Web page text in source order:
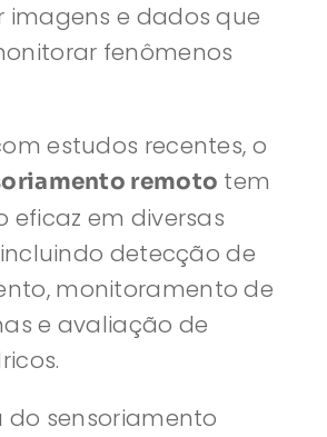
e dados que
fenômenos
estudos recentes, o
remoto tem
eficaz em diversas
detecção de
monitoramento de
e avaliação de
do sensoriamento